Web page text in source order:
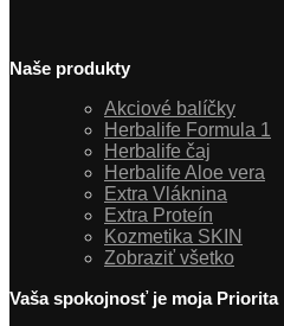
Naše produkty
Akciové balíčky
Herbalife Formula 1
Herbalife čaj
Herbalife Aloe vera
Extra Vláknina
Extra Proteín
Kozmetika SKIN
Zobraziť všetko
Vaša spokojnosť je moja Priorita